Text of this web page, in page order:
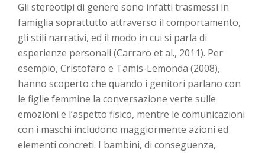
Gli stereotipi di genere sono infatti trasmessi in
famiglia soprattutto attraverso il comportamento,
gli stili narrativi, ed il modo in cui si parla di
esperienze personali (Carraro et al., 2011). Per
esempio, Cristofaro e Tamis-Lemonda (2008),
hanno scoperto che quando i genitori parlano con
le figlie femmine la conversazione verte sulle
emozioni e l’aspetto fisico, mentre le comunicazioni
con i maschi includono maggiormente azioni ed
elementi concreti. I bambini, di conseguenza,